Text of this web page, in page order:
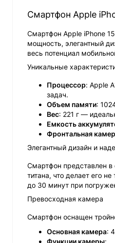
Смартфон Apple
Смартфон Apple iPhone
мощность, элегантный
весь потенциал
Уникальные
Процессор: Apple
задач.
Объем памяти:
Вес: 221 г —
Емкость
Фронтальная
Элегантный дизайн и
Смартфон представлен в
титана, что делает его
до 30 минут при
Превосходная камера
Смартфон оснащен
Основная камера: